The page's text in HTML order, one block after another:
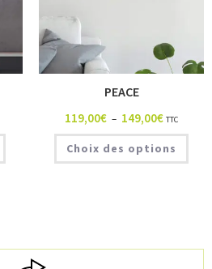
PEACE
119,00€ – 149,00€ TTC
Choix des options